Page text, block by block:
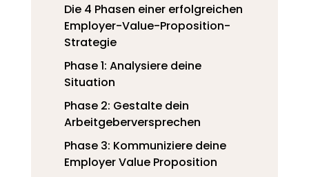
Die 4 Phasen einer erfolgreichen
Employer-Value-Proposition-
Strategie
Phase 1: Analysiere deine
Situation
Phase 2: Gestalte dein
Arbeitgeberversprechen
Phase 3: Kommuniziere deine
Employer Value Proposition